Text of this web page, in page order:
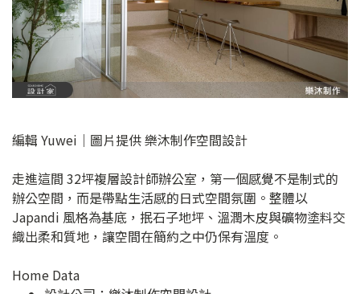
編輯 Yuwei｜圖片提供 樂沐制作空間設計
走進這間 32坪複層設計師辦公室，第一個感覺不是制式的
辦公空間，而是帶點生活感的日式空間氛圍。整體以
Japandi 風格為基底，抿石子地坪、溫潤木皮與礦物塗料交
織出柔和質地，讓空間在簡約之中仍保有溫度。
Home Data